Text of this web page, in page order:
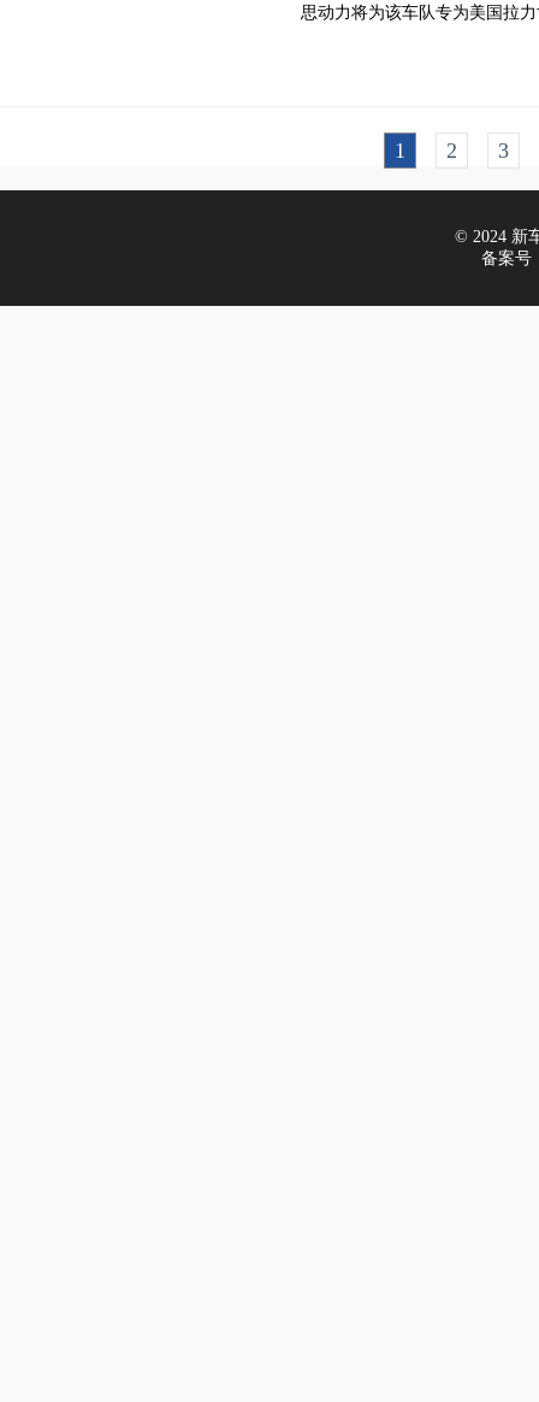
思动力将为该车队专为美国拉
1 2 3
© 2024 新
备案号